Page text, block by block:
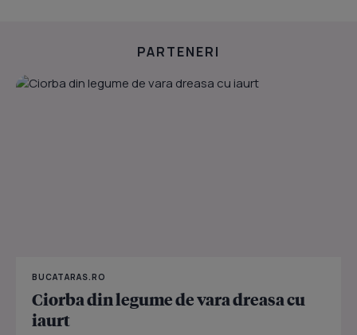
PARTENERI
BUCATARAS.RO
Ciorba din legume de vara dreasa cu
iaurt